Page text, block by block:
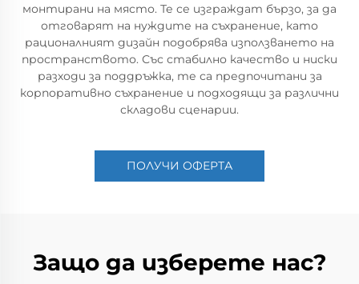
монтирани на място. Те се изграждат бързо, за да
отговарят на нуждите на съхранение, като
рационалният дизайн подобрява използването на
пространството. Със стабилно качество и ниски
разходи за поддръжка, те са предпочитани за
корпоративно съхранение и подходящи за различни
складови сценарии.
ПОЛУЧИ ОФЕРТА
Защо да изберете нас?